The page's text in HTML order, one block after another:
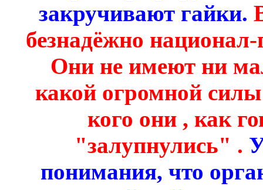
закручивают гайки.
безнадёжно
Они не имеют ни
какой огромной
кого они , как
"залупнулись" .
понимания, что